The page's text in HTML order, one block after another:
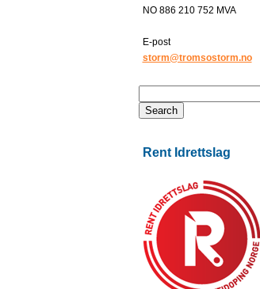
NO 886 210 752 MVA
E-post
storm@tromsostorm.no
Rent Idrettslag